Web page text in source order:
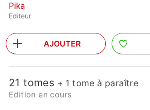
Pika
Editeur
AJOUTER
21 tomes + 1 tome à paraître
Edition en cours